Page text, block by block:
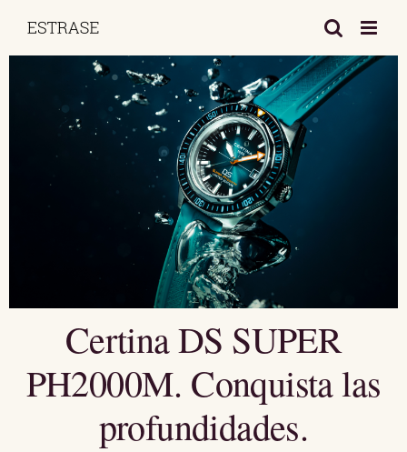
contenido
Certina DS SUPER
PH2000M. Conquista las
profundidades.